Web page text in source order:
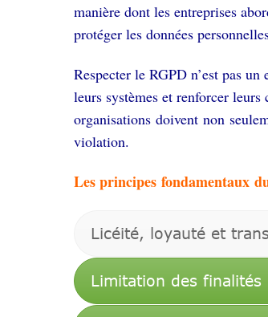
manière dont les entreprises
protéger les données
Respecter le RGPD n’est pas
leurs systèmes et renforcer
organisations doivent non
violation.
Les principes fondamentaux
Licéité, loyauté et
Limitation des